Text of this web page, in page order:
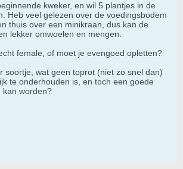
kweker, en wil 5 plantjes in de
Heb veel gelezen over de voedingsbodem
thuis over een minikraan, dus kan de
lekker omwoelen en mengen.
female, of moet je evengoed opletten?
soortje, wat geen toprot (niet zo snel dan)
te onderhouden is, en toch een goede
kan worden?